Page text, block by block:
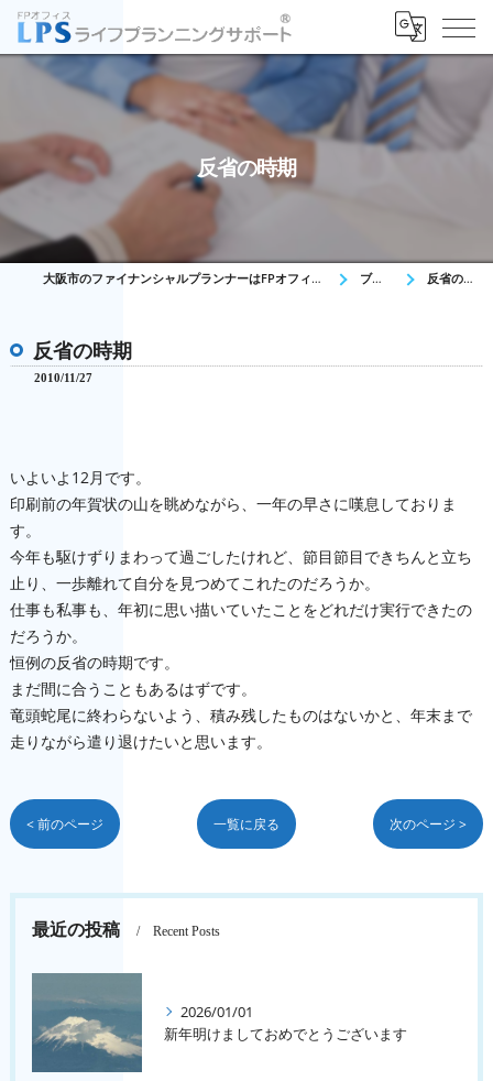
反省の時期
大阪市のファイナンシャルプランナーはFPオフィス LPS ブログ 反省の時期
反省の時期
2010/11/27
いよいよ12月です。
印刷前の年賀状の山を眺めながら、一年の早さに嘆息しておりま
す。
今年も駆けずりまわって過ごしたけれど、節目節目できちんと立ち
止り、一歩離れて自分を見つめてこれたのだろうか。
仕事も私事も、年初に思い描いていたことをどれだけ実行できたの
だろうか。
恒例の反省の時期です。
まだ間に合うこともあるはずです。
竜頭蛇尾に終わらないよう、積み残したものはないかと、年末まで
走りながら遣り退けたいと思います。
< 前のページ 一覧に戻る 次のページ >
最近の投稿 Recent Posts
2026/01/01
新年明けましておめでとうございます